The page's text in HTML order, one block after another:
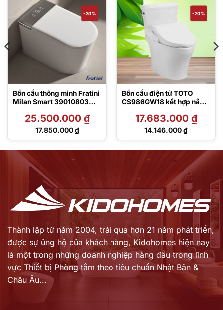
-30%
Bồn cầu thông minh Fratini
Milan Smart 39010803
25.500.000₫
Giá
17.850.000₫
Giá
-20%
Bồn cầu điện tử TOTO
CS986GW18 kết hợp nắp
TCF23710AAA C2 Simple
17.683.000₫
Giá
17.683.000 ₫.
14.146.000₫
Giá
14.146.000 ₫.
Thành lập từ năm 2004, trải qua hơn 21 năm phát triển,
được sự ủng hộ của khách hàng, Kidohomes hiện nay
là một trong những doanh nghiệp hàng đầu trong lĩnh
vực Thiết bị Phòng tắm theo tiêu chuẩn Nhật Bản &
Châu Âu...